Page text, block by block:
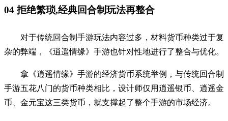
04拒绝繁琐,经典回合制玩法再整合
对于传统回合制手游玩法内容过多，材料货币种类过于复
杂的弊端，《逍遥情缘》手游也针对性地进行了整合与优化。
拿《逍遥情缘》手游的经济货币系统举例，与传统回合制
手游五花八门的货币种类相比，设计师仅用逍遥银币、逍遥金
币、金元宝这三类货币，就支撑起了整个手游的市场经济。